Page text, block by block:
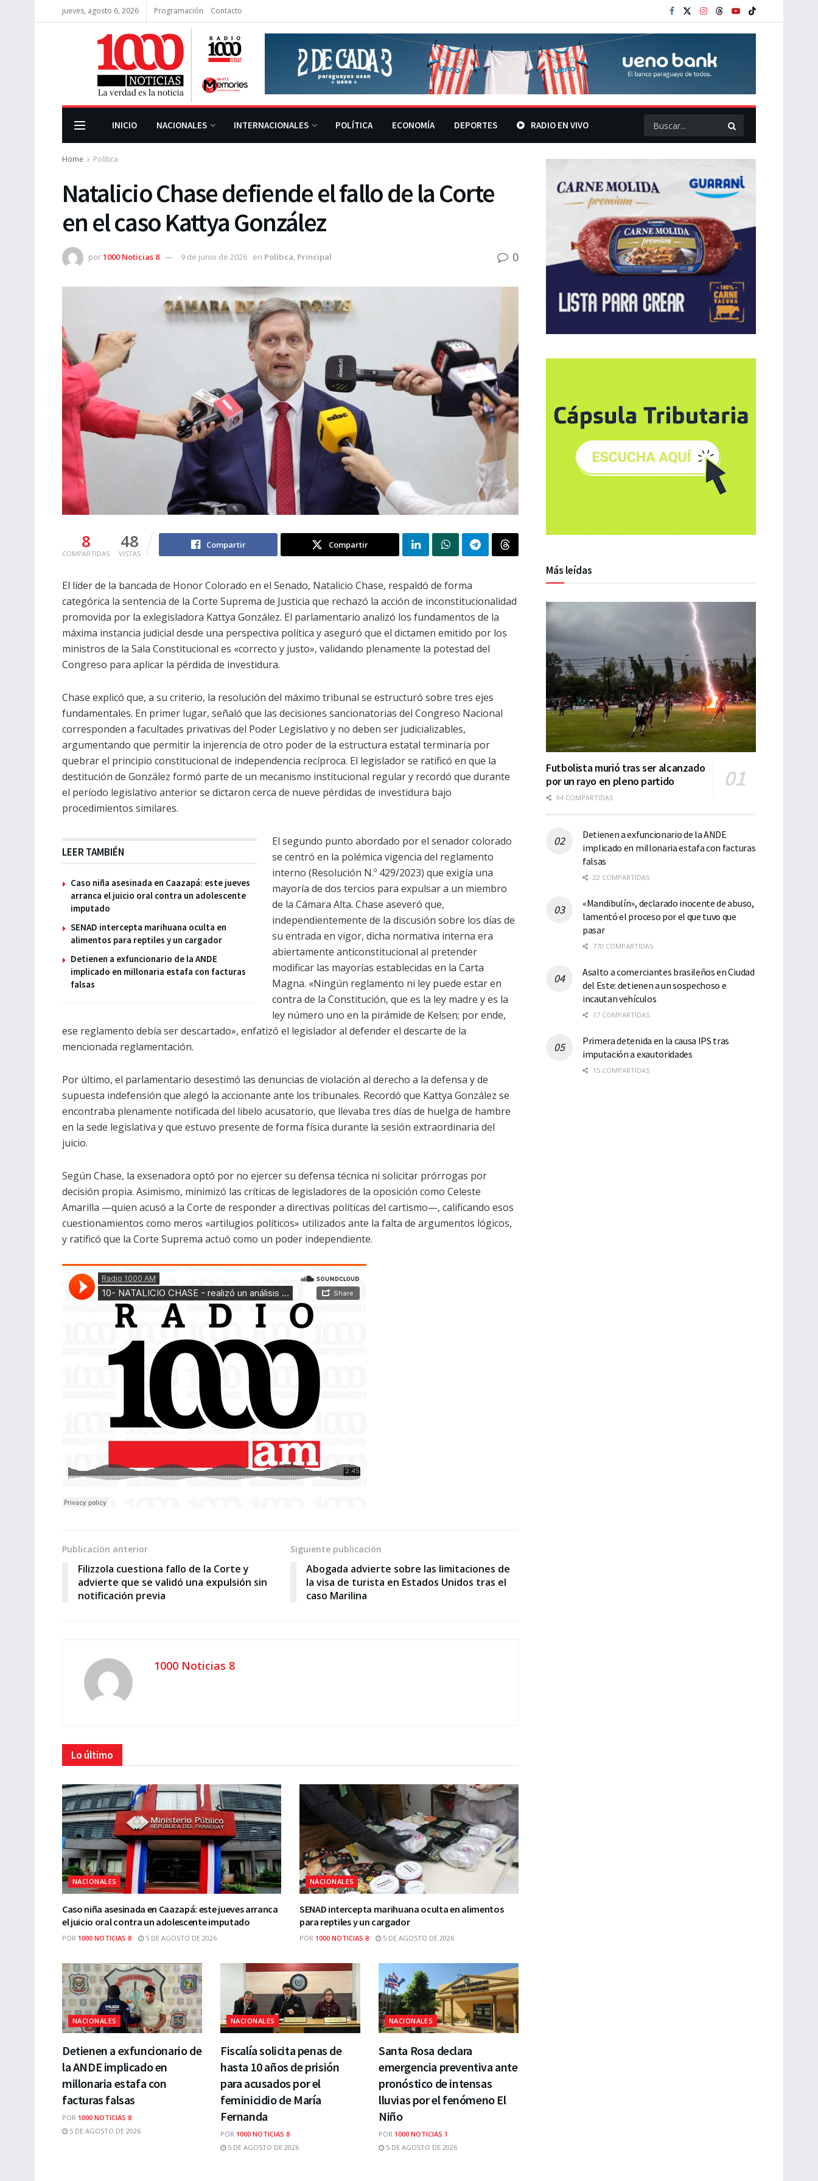
jueves, agosto 6, 2026 Programación Contacto
INICIO NACIONALES INTERNACIONALES POLÍTICA ECONOMÍA DEPORTES RADIO EN VIVO
Home Política
Natalicio Chase defiende el fallo de la Corte
en el caso Kattya González
por1000 Noticias 8 9 de junio de 2026 en Política, Principal 0
8
COMPARTIDAS
48
VISTAS
Compartir Compartir
El líder de la bancada de Honor Colorado en el Senado, Natalicio Chase, respaldó de forma
categórica la sentencia de la Corte Suprema de Justicia que rechazó la acción de inconstitucionalidad
promovida por la exlegisladora Kattya González. El parlamentario analizó los fundamentos de la
máxima instancia judicial desde una perspectiva política y aseguró que el dictamen emitido por los
ministros de la Sala Constitucional es «correcto y justo», validando plenamente la potestad del
Congreso para aplicar la pérdida de investidura.
Chase explicó que, a su criterio, la resolución del máximo tribunal se estructuró sobre tres ejes
fundamentales. En primer lugar, señaló que las decisiones sancionatorias del Congreso Nacional
corresponden a facultades privativas del Poder Legislativo y no deben ser judicializables,
argumentando que permitir la injerencia de otro poder de la estructura estatal terminaría por
quebrar el principio constitucional de independencia recíproca. El legislador se ratificó en que la
destitución de González formó parte de un mecanismo institucional regular y recordó que durante
el período legislativo anterior se dictaron cerca de nueve pérdidas de investidura bajo
procedimientos similares.
LEER TAMBIÉN
Caso niña asesinada en Caazapá: este jueves
arranca el juicio oral contra un adolescente
imputado
SENAD intercepta marihuana oculta en
alimentos para reptiles y un cargador
Detienen a exfuncionario de la ANDE
implicado en millonaria estafa con facturas
falsas
El segundo punto abordado por el senador colorado
se centró en la polémica vigencia del reglamento
interno (Resolución N.º 429/2023) que exigía una
mayoría de dos tercios para expulsar a un miembro
de la Cámara Alta. Chase aseveró que,
independientemente de la discusión sobre los días de
su entrada en vigor, dicha normativa interna era
abiertamente anticonstitucional al pretender
modificar las mayorías establecidas en la Carta
Magna. «Ningún reglamento ni ley puede estar en
contra de la Constitución, que es la ley madre y es la
ley número uno en la pirámide de Kelsen; por ende,
ese reglamento debía ser descartado», enfatizó el legislador al defender el descarte de la
mencionada reglamentación.
Por último, el parlamentario desestimó las denuncias de violación al derecho a la defensa y de
supuesta indefensión que alegó la accionante ante los tribunales. Recordó que Kattya González se
encontraba plenamente notificada del libelo acusatorio, que llevaba tres días de huelga de hambre
en la sede legislativa y que estuvo presente de forma física durante la sesión extraordinaria del
juicio.
Según Chase, la exsenadora optó por no ejercer su defensa técnica ni solicitar prórrogas por
decisión propia. Asimismo, minimizó las críticas de legisladores de la oposición como Celeste
Amarilla —quien acusó a la Corte de responder a directivas políticas del cartismo—, calificando esos
cuestionamientos como meros «artilugios políticos» utilizados ante la falta de argumentos lógicos,
y ratificó que la Corte Suprema actuó como un poder independiente.
Publicación anterior
Filizzola cuestiona fallo de la Corte y
advierte que se validó una expulsión sin
notificación previa
Siguiente publicación
Abogada advierte sobre las limitaciones de
la visa de turista en Estados Unidos tras el
caso Marilina
1000 Noticias 8
Lo último
NACIONALES
Caso niña asesinada en Caazapá: este jueves arranca
el juicio oral contra un adolescente imputado
POR 1000 NOTICIAS 8 5 DE AGOSTO DE 2026
NACIONALES
SENAD intercepta marihuana oculta en alimentos
para reptiles y un cargador
POR 1000 NOTICIAS 8 5 DE AGOSTO DE 2026
NACIONALES
Detienen a exfuncionario de
la ANDE implicado en
millonaria estafa con
facturas falsas
POR 1000 NOTICIAS 8
5 DE AGOSTO DE 2026
NACIONALES
Fiscalía solicita penas de
hasta 10 años de prisión
para acusados por el
feminicidio de María
Fernanda
POR 1000 NOTICIAS 8
5 DE AGOSTO DE 2026
NACIONALES
Santa Rosa declara
emergencia preventiva ante
pronóstico de intensas
lluvias por el fenómeno El
Niño
POR 1000 NOTICIAS 1
5 DE AGOSTO DE 2026
Más leídas
Futbolista murió tras ser alcanzado
por un rayo en pleno partido
94 COMPARTIDAS
Detienen a exfuncionario de la ANDE
implicado en millonaria estafa con facturas
falsas
22 COMPARTIDAS
«Mandibulín», declarado inocente de abuso,
lamentó el proceso por el que tuvo que
pasar
770 COMPARTIDAS
Asalto a comerciantes brasileños en Ciudad
del Este: detienen a un sospechoso e
incautan vehículos
17 COMPARTIDAS
Primera detenida en la causa IPS tras
imputación a exautoridades
15 COMPARTIDAS